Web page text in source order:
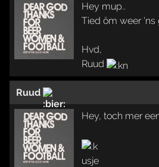
Hey mup..
Tied öm weer 'ns
Hvd,
Ruud
Ruud
Hey, toch mer